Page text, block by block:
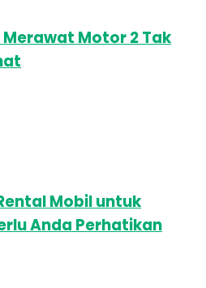
Motor 2 Tak
Mobil untuk
Anda Perhatikan